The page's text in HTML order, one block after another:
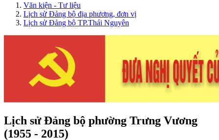
Văn kiện - Tư liệu
Lịch sử Đảng bộ địa phương, đơn vị
Lịch sử Đảng bộ TP.Thái Nguyên
Lịch sử Đảng bộ phường Trưng Vương
(1955 - 2015)